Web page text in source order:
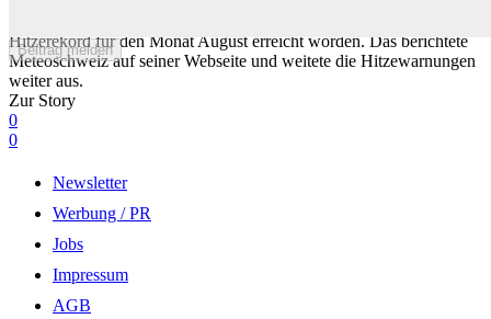
Beitrag melden
Hitzerekord für den Monat August erreicht worden. Das berichtete
Meteoschweiz auf seiner Webseite und weitete die Hitzewarnungen
weiter aus.
Zur Story
0
0
Newsletter
Werbung / PR
Jobs
Impressum
AGB